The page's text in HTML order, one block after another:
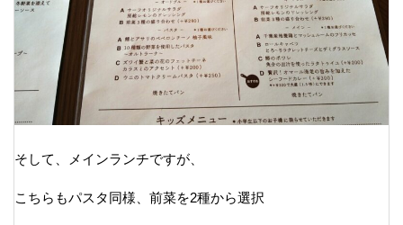
そして、メインランチですが、
こちらもパスタ同様、前菜を2種から選択